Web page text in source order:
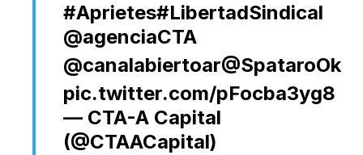
#Aprietes#LibertadSindical
@agenciaCTA
@canalabiertoar@SpataroOk
pic.twitter.com/pFocba3yg8
— CTA-A Capital
(@CTAACapital)